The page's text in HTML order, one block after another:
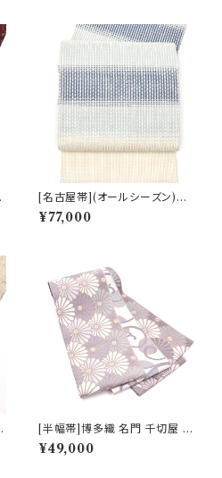
[名古屋帯](オールシーズン)米
沢 近賢織物 謹製 蜃気楼 オー
ロラ 八寸帯 絹×和紙 日本製(商
¥77,000
[半幅帯]博多織 名門 千切屋 謹
製 菊繋ぎ文様 リバーシブル 両
面柄 小袋 正絹 日本製(商品番
¥49,000